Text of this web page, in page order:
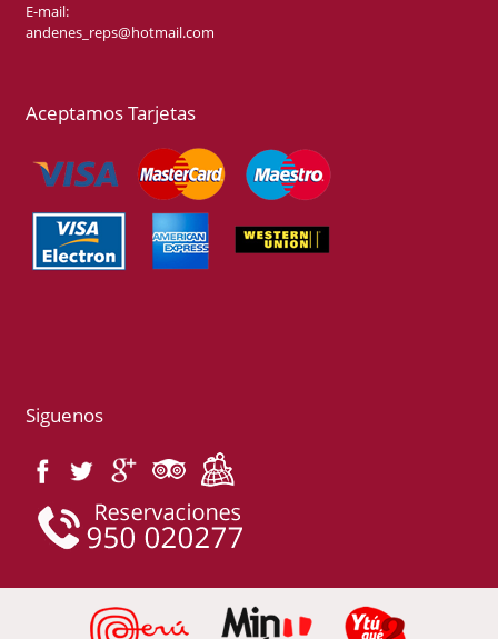
E-mail:
andenes_reps@hotmail.com
Aceptamos Tarjetas
Siguenos